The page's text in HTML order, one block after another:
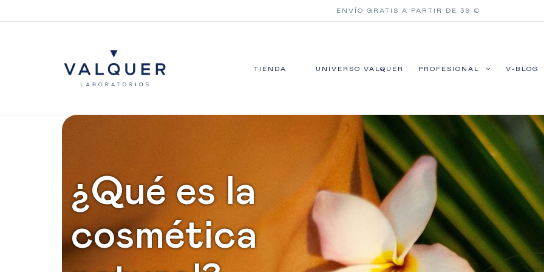
ENVÍO GRATIS A PARTIR DE 39 €
TIENDA UNIVERSO VALQUER PROFESIONAL V-BLOG
¿Qué es la
cosmética